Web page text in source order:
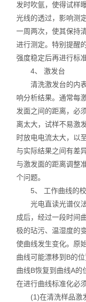
发时吹氩，使得试样
光线的透过，影响测
一周两次，使其保持
进行测定。特别提醒
强度稳定后再进行标
4、 激发台
清洗激发台的内表
响分析结果。通常每
发面之间的距离，必
离太大，试样不易激
时放电电流太大，以
与实际结果之间有差
与激发面的距离调整
个问题。
5、 工作曲线的
光电直读光谱仪法
成后，经过一段时间
极的玷污、温湿度的
使曲线发生变化。原
曲线可能漂移到B的
曲线B恢复到曲线A的
在进行曲线标准化必
(1)在清洗样品激发